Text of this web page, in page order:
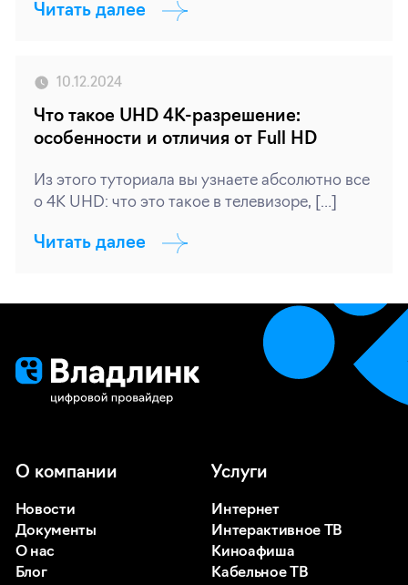
Читать далее
10.12.2024
Что такое UHD 4K-разрешение:
особенности и отличия от Full HD
Из этого туториала вы узнаете абсолютно все
о 4K UHD: что это такое в телевизоре, […]
Читать далее
О компании
Новости
Документы
О нас
Блог
Услуги
Интернет
Интерактивное ТВ
Киноафиша
Кабельное ТВ